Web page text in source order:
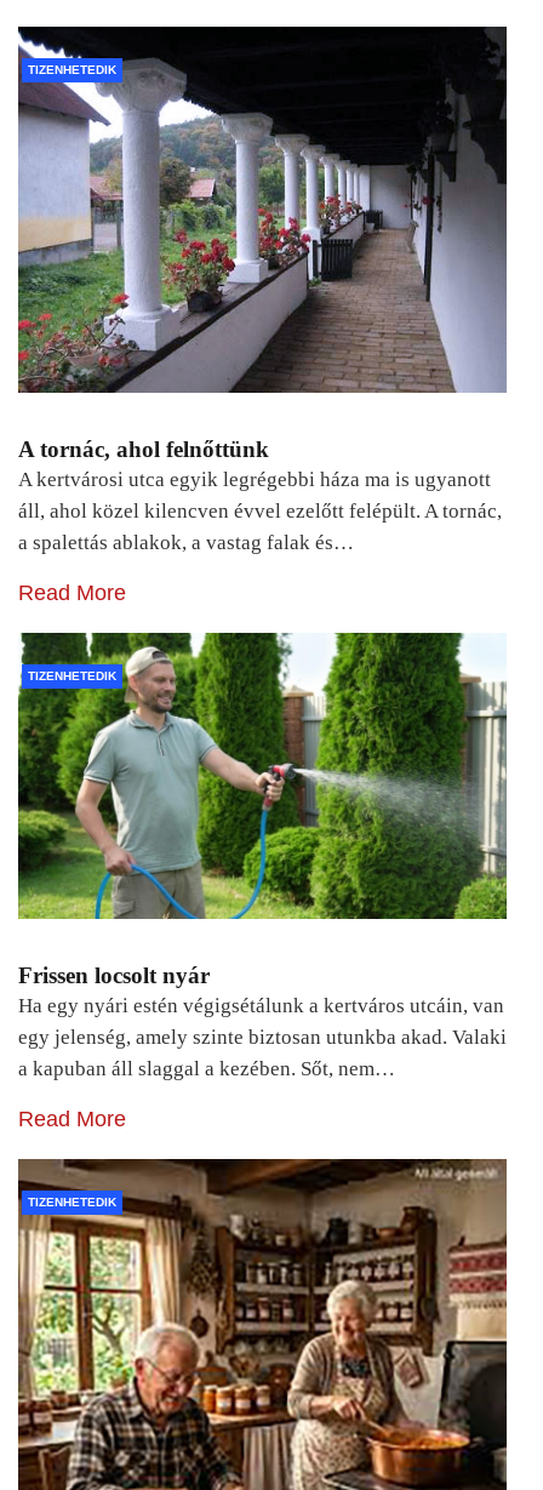
TIZENHETEDIK
A tornác, ahol felnőttünk
A kertvárosi utca egyik legrégebbi háza ma is ugyanott
áll, ahol közel kilencven évvel ezelőtt felépült. A tornác,
a spalettás ablakok, a vastag falak és…
Read More
TIZENHETEDIK
Frissen locsolt nyár
Ha egy nyári estén végigsétálunk a kertváros utcáin, van
egy jelenség, amely szinte biztosan utunkba akad. Valaki
a kapuban áll slaggal a kezében. Sőt, nem…
Read More
TIZENHETEDIK